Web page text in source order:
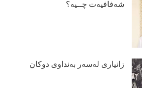
شەفافیەت چــیە؟
زانیاری لەسەر بەنداوی دوكان